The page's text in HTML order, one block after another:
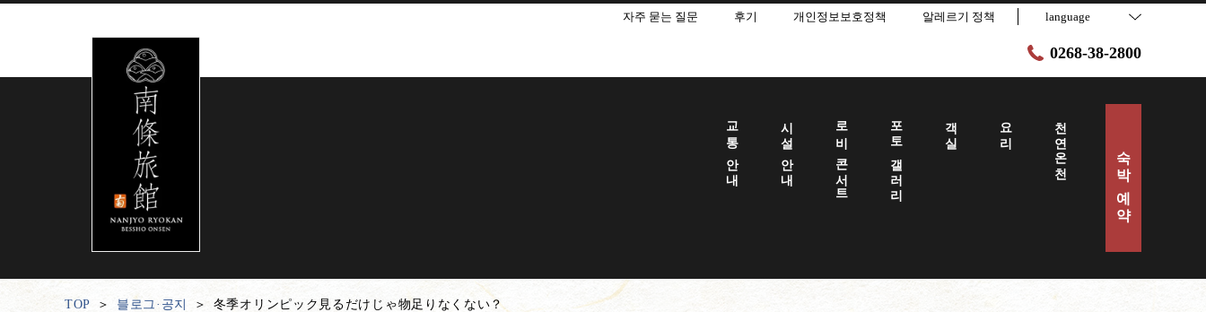
자주 묻는 질문 후기 개인정보보호정책 알레르기 정책 language
0268-38-2800
천연온천
요리
객실
포토 갤러리
로비 콘서트
시설 안내
교통 안내 숙박 예약
TOP 블로그·공지 冬季オリンピック見るだけじゃ物足りなくない？